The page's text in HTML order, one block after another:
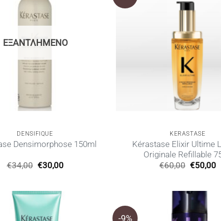
ΕΞΑΝΤΛΗΜΈΝΟ
DENSIFIQUE
Densimorphose 150ml
€34,00 Original
€34,00.
€30,00Η
KERASTASE
Kérastase Elixir Ultime
Originale Refillable
€60,00 Original
€60,00.
€50,00Η
-9%